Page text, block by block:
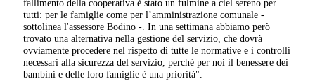
fallimento della cooperativa è stato un fulmine a ciel sereno per
tutti: per le famiglie come per l’amministrazione comunale -
sottolinea l'assessore Bodino -. In una settimana abbiamo però
trovato una alternativa nella gestione del servizio, che dovrà
ovviamente procedere nel rispetto di tutte le normative e i controlli
necessari alla sicurezza del servizio, perché per noi il benessere dei
bambini e delle loro famiglie è una priorità".